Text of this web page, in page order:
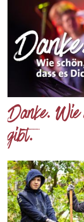
Danke. Wie
gibt.